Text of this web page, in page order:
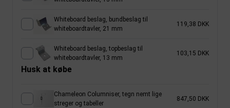
Whiteboard beslag, bundbeslag til
whiteboardtavler, 21 mm
119,38 DKK
Whiteboard beslag, topbeslag til
whiteboardtavler, 13 mm
103,15 DKK
Husk at købe
Chameleon Columniser, tegn nemt lige
streger og tabeller
847,50 DKK